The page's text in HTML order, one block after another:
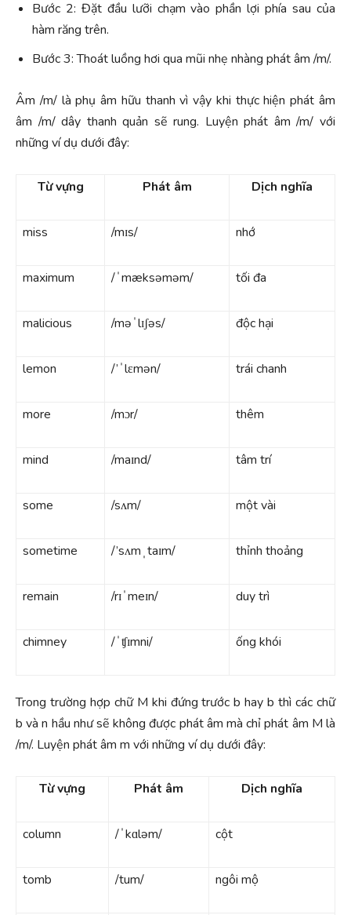
Bước 2: Đặt đầu lưỡi chạm vào phần lợi phía sau của
hàm răng trên.
Bước 3: Thoát luồng hơi qua mũi nhẹ nhàng phát âm /m/.
Âm /m/ là phụ âm hữu thanh vì vậy khi thực hiện phát âm
âm /m/ dây thanh quản sẽ rung. Luyện phát âm /m/ với
những ví dụ dưới đây:
Từ vựng Phát âm Dịch nghĩa
miss /mɪs/ nhớ
maximum /ˈmæksəməm/ tối đa
malicious /məˈlɪʃəs/ độc hại
lemon /’ˈlɛmən/ trái chanh
more /mɔr/ thêm
mind /maɪnd/ tâm trí
some /sʌm/ một vài
sometime /’sʌmˌtaɪm/ thỉnh thoảng
remain /rɪˈmeɪn/ duy trì
chimney /ˈʧɪmni/ ống khói
Trong trường hợp chữ M khi đứng trước b hay b thì các chữ
b và n hầu như sẽ không được phát âm mà chỉ phát âm M là
/m/. Luyện phát âm m với những ví dụ dưới đây:
Từ vựng Phát âm Dịch nghĩa
column /ˈkɑləm/ cột
tomb /tum/ ngôi mộ